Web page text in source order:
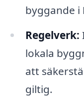
byggande i
Regelverk:
lokala
att
giltig.